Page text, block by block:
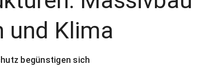
und Klima
begünstigen sich